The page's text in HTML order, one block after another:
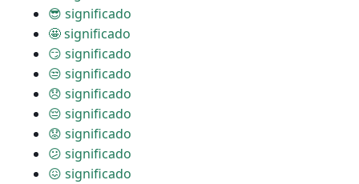
😎 significado
🤩 significado
😏 significado
😒 significado
😞 significado
😔 significado
😟 significado
😕 significado
😖 significado